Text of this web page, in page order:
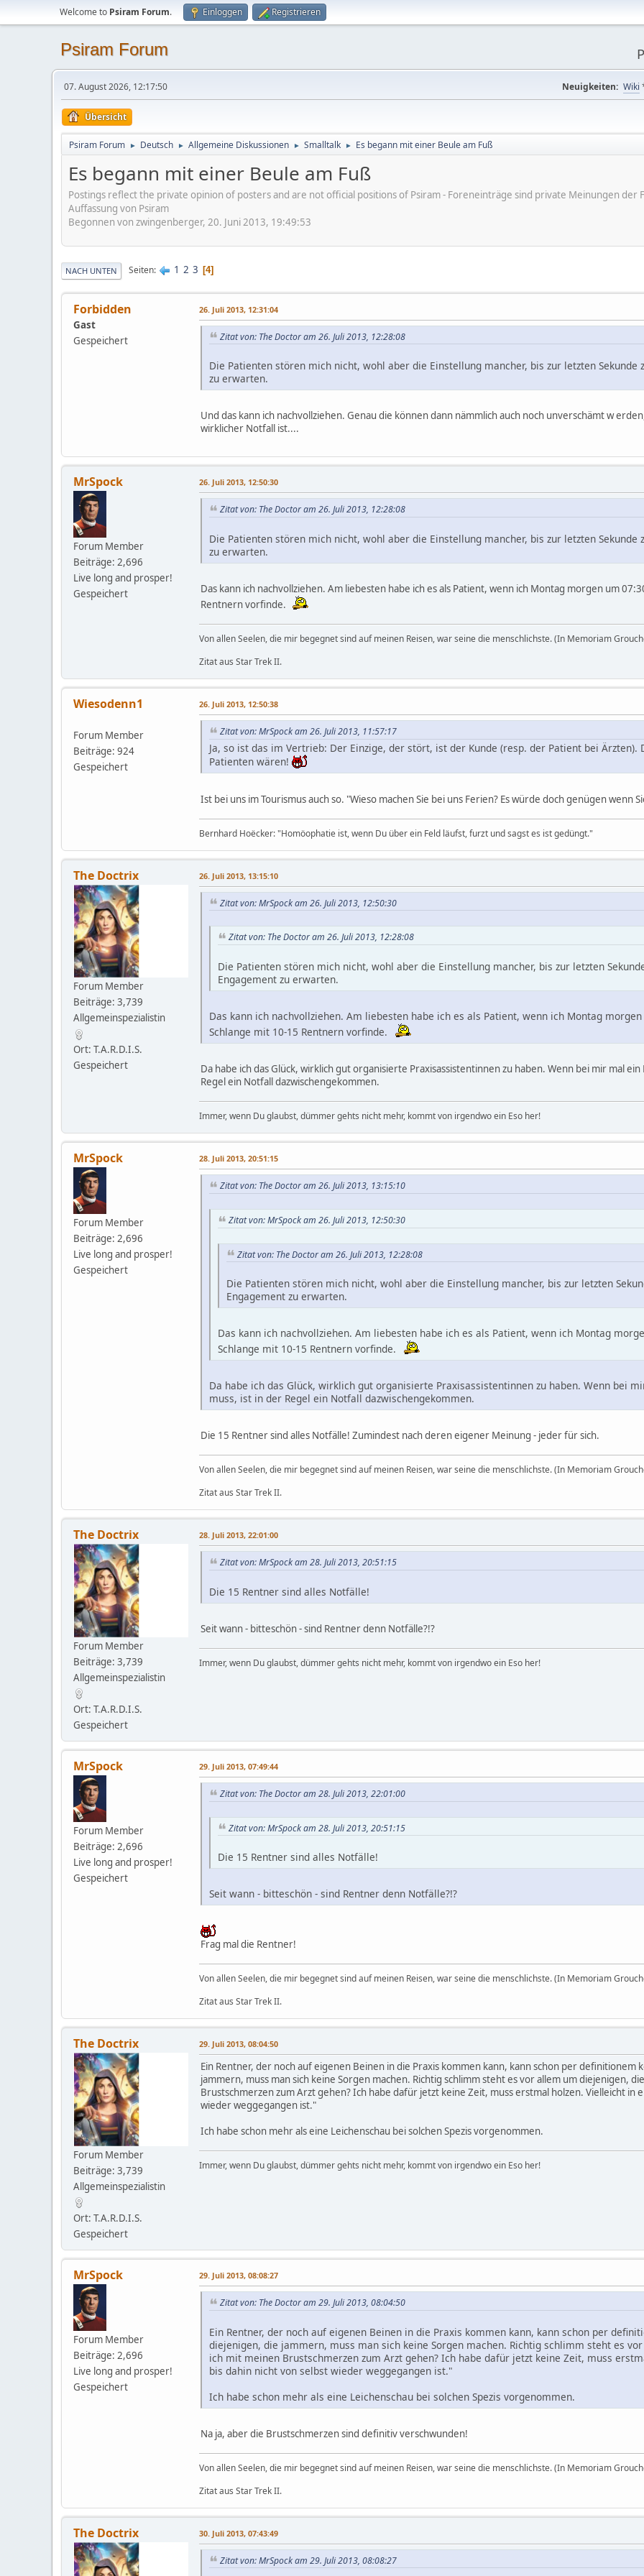
Welcome to Psiram Forum. Einloggen Registrieren
Psiram Forum
07. August 2026, 12:17:50 Neuigkeiten: Wiki
Übersicht
Psiram Forum ► Deutsch ► Allgemeine Diskussionen ► Smalltalk ► Es begann mit einer Beule am Fuß
Es begann mit einer Beule am Fuß
Postings reflect the private opinion of posters and are not official positions of Psiram - Foreneinträge sind private Meinungen
Auffassung von Psiram
Begonnen von zwingenberger, 20. Juni 2013, 19:49:53
NACH UNTEN Seiten 1 2 3 4
Forbidden
Gast
Gespeichert
26. Juli 2013, 12:31:04
Zitat von: The Doctor am 26. Juli 2013, 12:28:08
Die Patienten stören mich nicht, wohl aber die Einstellung mancher, bis zur letzten
zu erwarten.
Und das kann ich nachvollziehen. Genau die können dann nämmlich auch noch unverschämt w
wirklicher Notfall ist....
MrSpock
Forum Member
Beiträge: 2,696
Live long and prosper!
Gespeichert
26. Juli 2013, 12:50:30
Zitat von: The Doctor am 26. Juli 2013, 12:28:08
Die Patienten stören mich nicht, wohl aber die Einstellung mancher, bis zur letzten
zu erwarten.
Das kann ich nachvollziehen. Am liebesten habe ich es als Patient, wenn ich Montag morgen um
Rentnern vorfinde.
Von allen Seelen, die mir begegnet sind auf meinen Reisen, war seine die menschlichste. (In Memoriam
Zitat aus Star Trek II.
Wiesodenn1
Forum Member
Beiträge: 924
Gespeichert
26. Juli 2013, 12:50:38
Zitat von: MrSpock am 26. Juli 2013, 11:57:17
Ja, so ist das im Vertrieb: Der Einzige, der stört, ist der Kunde (resp. der Patient bei
Patienten wären!
Ist bei uns im Tourismus auch so. "Wieso machen Sie bei uns Ferien? Es würde doch genügen wenn
Bernhard Hoëcker: "Homöophatie ist, wenn Du über ein Feld läufst, furzt und sagst es ist gedüngt."
The Doctrix
Forum Member
Beiträge: 3,739
Allgemeinspezialistin
Ort: T.A.R.D.I.S.
Gespeichert
26. Juli 2013, 13:15:10
Zitat von: MrSpock am 26. Juli 2013, 12:50:30
Zitat von: The Doctor am 26. Juli 2013, 12:28:08
Die Patienten stören mich nicht, wohl aber die Einstellung mancher, bis zur letzten
Engagement zu erwarten.
Das kann ich nachvollziehen. Am liebesten habe ich es als Patient, wenn ich Montag
Schlange mit 10-15 Rentnern vorfinde.
Da habe ich das Glück, wirklich gut organisierte Praxisassistentinnen zu haben. Wenn bei mir mal
Regel ein Notfall dazwischengekommen.
Immer, wenn Du glaubst, dümmer gehts nicht mehr, kommt von irgendwo ein Eso her!
MrSpock
Forum Member
Beiträge: 2,696
Live long and prosper!
Gespeichert
28. Juli 2013, 20:51:15
Zitat von: The Doctor am 26. Juli 2013, 13:15:10
Zitat von: MrSpock am 26. Juli 2013, 12:50:30
Zitat von: The Doctor am 26. Juli 2013, 12:28:08
Die Patienten stören mich nicht, wohl aber die Einstellung mancher, bis zur letzten
Engagement zu erwarten.
Das kann ich nachvollziehen. Am liebesten habe ich es als Patient, wenn ich Montag
Schlange mit 10-15 Rentnern vorfinde.
Da habe ich das Glück, wirklich gut organisierte Praxisassistentinnen zu haben. Wenn bei
muss, ist in der Regel ein Notfall dazwischengekommen.
Die 15 Rentner sind alles Notfälle! Zumindest nach deren eigener Meinung - jeder für sich.
Von allen Seelen, die mir begegnet sind auf meinen Reisen, war seine die menschlichste. (In Memoriam
Zitat aus Star Trek II.
The Doctrix
Forum Member
Beiträge: 3,739
Allgemeinspezialistin
Ort: T.A.R.D.I.S.
Gespeichert
28. Juli 2013, 22:01:00
Zitat von: MrSpock am 28. Juli 2013, 20:51:15
Die 15 Rentner sind alles Notfälle!
Seit wann - bitteschön - sind Rentner denn Notfälle?!?
Immer, wenn Du glaubst, dümmer gehts nicht mehr, kommt von irgendwo ein Eso her!
MrSpock
Forum Member
Beiträge: 2,696
Live long and prosper!
Gespeichert
29. Juli 2013, 07:49:44
Zitat von: The Doctor am 28. Juli 2013, 22:01:00
Zitat von: MrSpock am 28. Juli 2013, 20:51:15
Die 15 Rentner sind alles Notfälle!
Seit wann - bitteschön - sind Rentner denn Notfälle?!?
Frag mal die Rentner!
Von allen Seelen, die mir begegnet sind auf meinen Reisen, war seine die menschlichste. (In Memoriam
Zitat aus Star Trek II.
The Doctrix
Forum Member
Beiträge: 3,739
Allgemeinspezialistin
Ort: T.A.R.D.I.S.
Gespeichert
29. Juli 2013, 08:04:50
Ein Rentner, der noch auf eigenen Beinen in die Praxis kommen kann, kann schon per
jammern, muss man sich keine Sorgen machen. Richtig schlimm steht es vor allem um diejenigen,
Brustschmerzen zum Arzt gehen? Ich habe dafür jetzt keine Zeit, muss erstmal holzen. Vielleicht in
wieder weggegangen ist."
Ich habe schon mehr als eine Leichenschau bei solchen Spezis vorgenommen.
Immer, wenn Du glaubst, dümmer gehts nicht mehr, kommt von irgendwo ein Eso her!
MrSpock
Forum Member
Beiträge: 2,696
Live long and prosper!
Gespeichert
29. Juli 2013, 08:08:27
Zitat von: The Doctor am 29. Juli 2013, 08:04:50
Ein Rentner, der noch auf eigenen Beinen in die Praxis kommen kann, kann schon per
diejenigen, die jammern, muss man sich keine Sorgen machen. Richtig schlimm steht es
ich mit meinen Brustschmerzen zum Arzt gehen? Ich habe dafür jetzt keine Zeit, muss
bis dahin nicht von selbst wieder weggegangen ist."
Ich habe schon mehr als eine Leichenschau bei solchen Spezis vorgenommen.
Na ja, aber die Brustschmerzen sind definitiv verschwunden!
Von allen Seelen, die mir begegnet sind auf meinen Reisen, war seine die menschlichste. (In Memoriam
Zitat aus Star Trek II.
The Doctrix 30. Juli 2013, 07:43:49
Zitat von: MrSpock am 29. Juli 2013, 08:08:27